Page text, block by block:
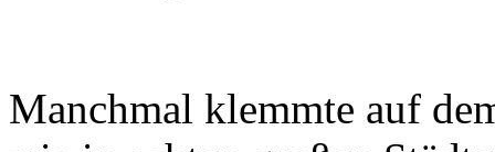
Manchmal klemmte auf